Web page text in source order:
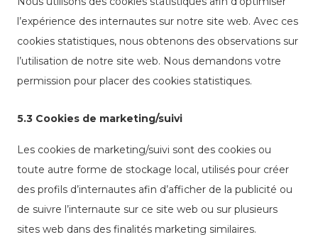
l’expérience des internautes sur notre site web. Avec ces
cookies statistiques, nous obtenons des observations sur
l’utilisation de notre site web. Nous demandons votre
permission pour placer des cookies statistiques.
5.3 Cookies de marketing/suivi
Les cookies de marketing/suivi sont des cookies ou
toute autre forme de stockage local, utilisés pour créer
des profils d’internautes afin d’afficher de la publicité ou
de suivre l’internaute sur ce site web ou sur plusieurs
sites web dans des finalités marketing similaires.